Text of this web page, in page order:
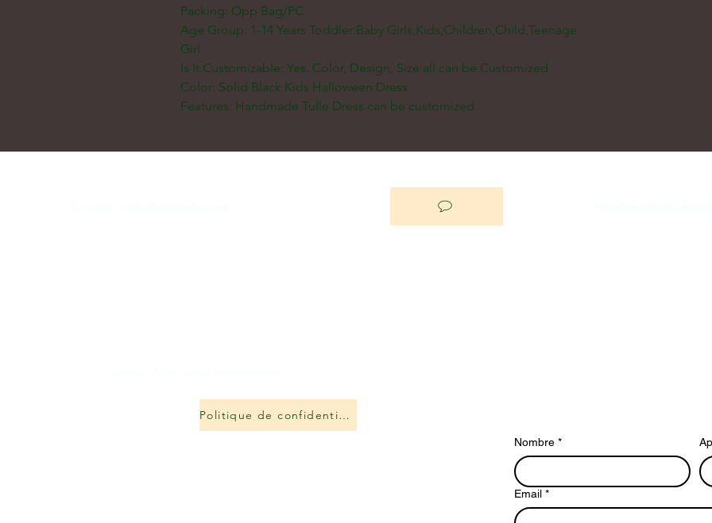
Packing: Opp Bag/PC
Age Group: 1-14 Years Toddler Baby Girls,Kids,Children,Child,Teenage
Girl
Is It Customizable: Yes. Color, Design, Size all can be Customized
Color: Solid Black Kids Halloween Dress
Features: Handmade Tulle Dress can be customized
Politique de confidentialité/Termes-Conditions
Nombre *
Email *